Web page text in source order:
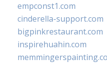
empconst1.com
cinderella-support.com
bigpinkrestaurant.com
inspirehuahin.com